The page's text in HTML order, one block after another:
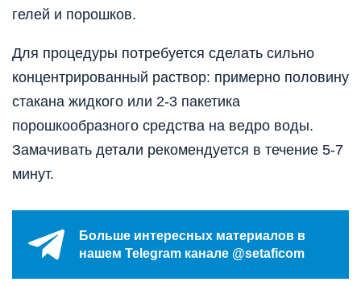
гелей и порошков.
Для процедуры потребуется сделать сильно
концентрированный раствор: примерно половину
стакана жидкого или 2-3 пакетика
порошкообразного средства на ведро воды.
Замачивать детали рекомендуется в течение 5-7
минут.
Больше интересных материалов в
нашем Telegram канале @setaficom